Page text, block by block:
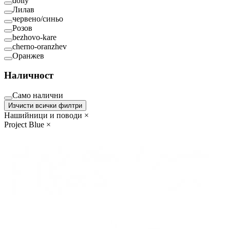
Лилав
червено/синьо
Розов
bezhovo-kare
cherno-oranzhev
Оранжев
Наличност
Само налични
Изчисти всички филтри
Нашийници и поводи ×
Project Blue ×